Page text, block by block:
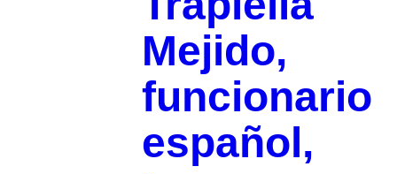
Mejido,
funcionario
español,